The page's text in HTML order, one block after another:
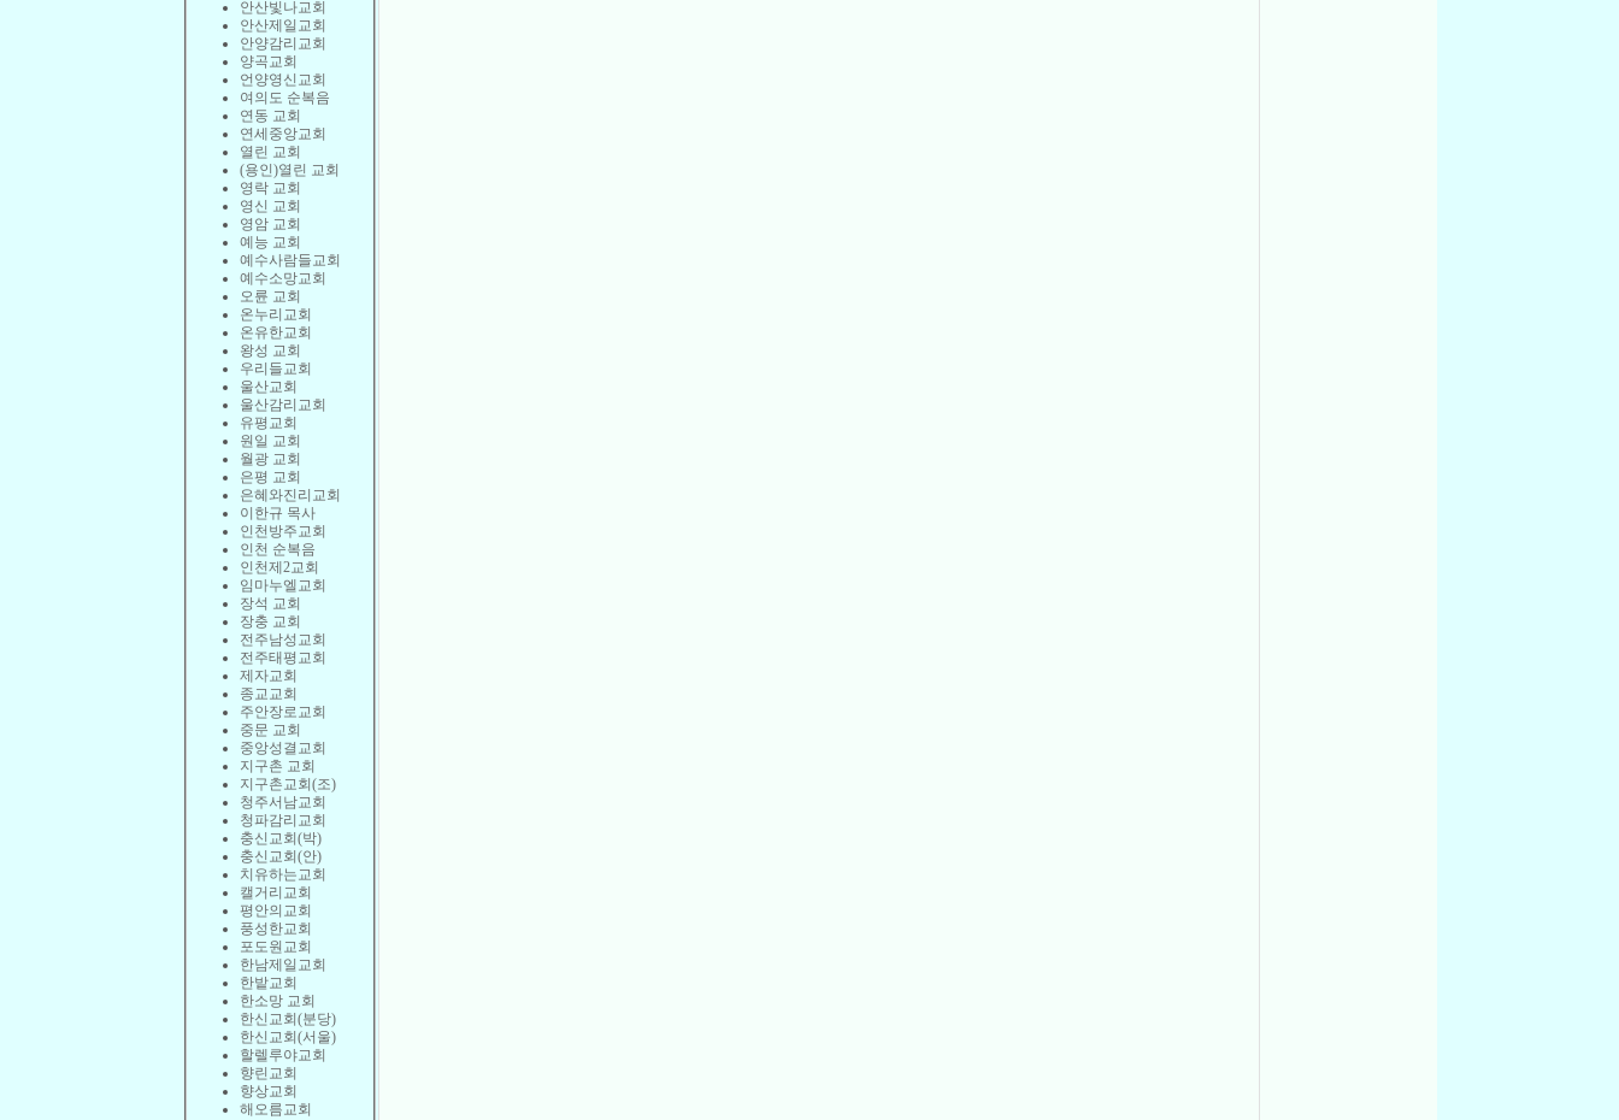
안산빛나교회
안산제일교회
안양감리교회
양곡교회
언양영신교회
여의도 순복음
연동 교회
연세중앙교회
열린 교회
(용인)열린 교회
영락 교회
영신 교회
영암 교회
예능 교회
예수사람들교회
예수소망교회
오륜 교회
온누리교회
온유한교회
왕성 교회
우리들교회
울산교회
울산감리교회
유평교회
원일 교회
월광 교회
은평 교회
은혜와진리교회
이한규 목사
인천방주교회
인천 순복음
인천제2교회
임마누엘교회
장석 교회
장충 교회
전주남성교회
전주태평교회
제자교회
종교교회
주안장로교회
중문 교회
중앙성결교회
지구촌 교회
지구촌교회(조)
청주서남교회
청파감리교회
충신교회(박)
충신교회(안)
치유하는교회
캘거리교회
평안의교회
풍성한교회
포도원교회
한남제일교회
한밭교회
한소망 교회
한신교회(분당)
한신교회(서울)
할렐루야교회
향린교회
향상교회
해오름교회